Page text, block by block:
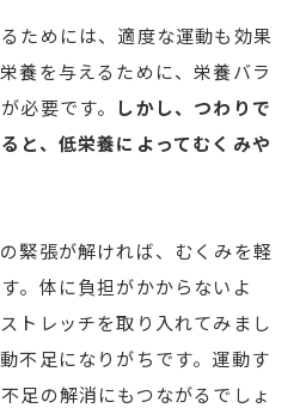
ためには、適度な運動も効果
養を与えるために、栄養バラ
必要です。
しかし、つわりで
と、低栄養によってむくみや
緊張が解ければ、むくみを軽
。体に負担がかからないよ
トレッチを取り入れてみまし
不足になりがちです。運動す
足の解消にもつながるでしょ